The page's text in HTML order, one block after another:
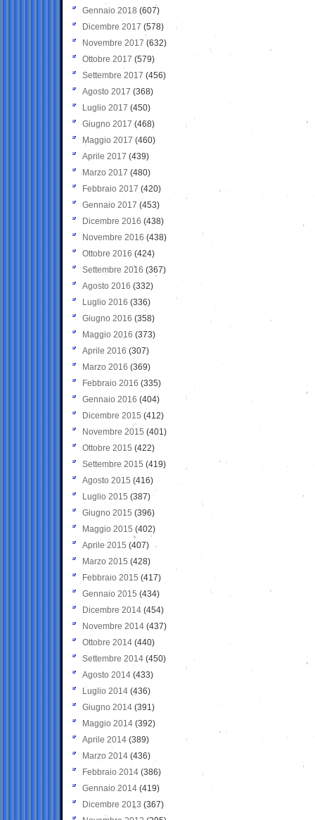
Gennaio 2018 (607)
Dicembre 2017 (578)
Novembre 2017 (632)
Ottobre 2017 (579)
Settembre 2017 (456)
Agosto 2017 (368)
Luglio 2017 (450)
Giugno 2017 (468)
Maggio 2017 (460)
Aprile 2017 (439)
Marzo 2017 (480)
Febbraio 2017 (420)
Gennaio 2017 (453)
Dicembre 2016 (438)
Novembre 2016 (438)
Ottobre 2016 (424)
Settembre 2016 (367)
Agosto 2016 (332)
Luglio 2016 (336)
Giugno 2016 (358)
Maggio 2016 (373)
Aprile 2016 (307)
Marzo 2016 (369)
Febbraio 2016 (335)
Gennaio 2016 (404)
Dicembre 2015 (412)
Novembre 2015 (401)
Ottobre 2015 (422)
Settembre 2015 (419)
Agosto 2015 (416)
Luglio 2015 (387)
Giugno 2015 (396)
Maggio 2015 (402)
Aprile 2015 (407)
Marzo 2015 (428)
Febbraio 2015 (417)
Gennaio 2015 (434)
Dicembre 2014 (454)
Novembre 2014 (437)
Ottobre 2014 (440)
Settembre 2014 (450)
Agosto 2014 (433)
Luglio 2014 (436)
Giugno 2014 (391)
Maggio 2014 (392)
Aprile 2014 (389)
Marzo 2014 (436)
Febbraio 2014 (386)
Gennaio 2014 (419)
Dicembre 2013 (367)